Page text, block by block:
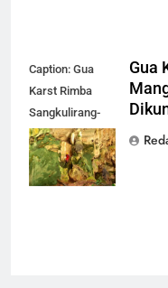
Caption: Gua
Karst Rimba
Sangkulirang-
Mangkalihat
Kutai Timur
(dok-ist)
Gua